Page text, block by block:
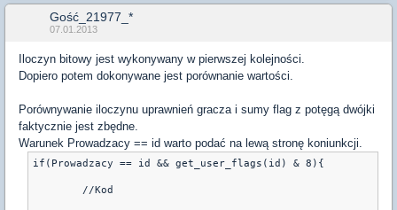
Gość_21977_*
07.01.2013
Iloczyn bitowy jest wykonywany w pierwszej kolejności.
Dopiero potem dokonywane jest porównanie wartości.
Porównywanie iloczynu uprawnień gracza i sumy flag z potęgą dwójki
faktycznie jest zbędne.
Warunek Prowadzacy == id warto podać na lewą stronę koniunkcji.
if(Prowadzacy == id && get_user_flags(id) & 8){
	//Kod